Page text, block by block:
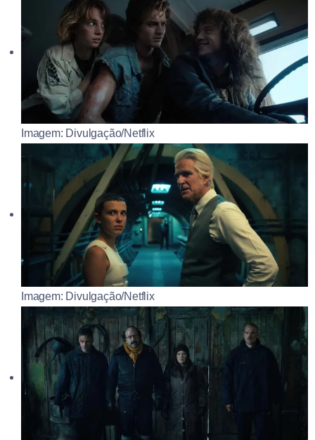
Imagem: Divulgação/Netflix
Imagem: Divulgação/Netflix